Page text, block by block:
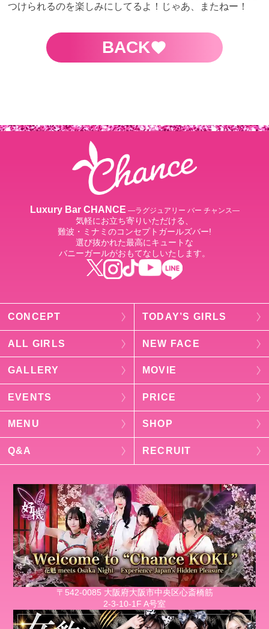
つけられるのを楽しみにしてるよ！じゃあ、またねー！
BACK
Luxury Bar CHANCE ―ラグジュアリー バー チャンス―
気軽にお立ち寄りいただける、
難波・ミナミのコンセプトガールズバー!
選び抜かれた最高にキュートな
バニーガールがおもてなしいたします。
CONCEPT TODAY’S GIRLS
ALL GIRLS NEW FACE
GALLERY MOVIE
EVENTS PRICE
MENU SHOP
Q&A RECRUIT
〒542-0085 大阪府大阪市中央区心斎橋筋
2-3-10-1F A号室